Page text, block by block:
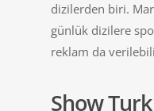
dizilerden biri.
günlük dizilere
reklam da
Show